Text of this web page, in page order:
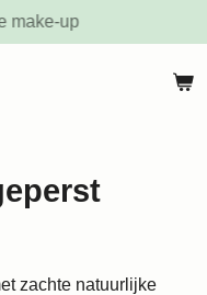
make-up
zachte natuurlijke